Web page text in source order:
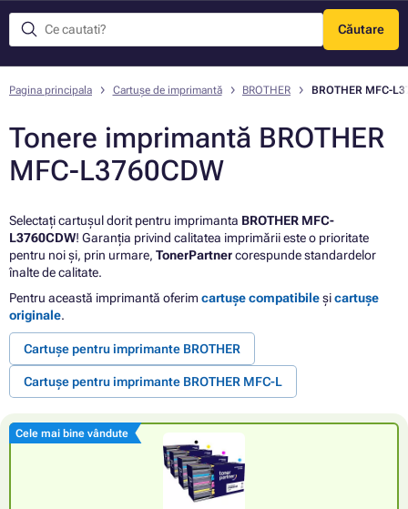
Căutare
Meniu
Pagina principala Cartușe de imprimantă BROTHER BROTHER MFC-
Tonere imprimantă BROTHER
MFC-L3760CDW
Selectați cartușul dorit pentru imprimanta BROTHER MFC-
L3760CDW! Garanția privind calitatea imprimării este o prioritate
pentru noi și, prin urmare, TonerPartnercorespunde standardelor
înalte de calitate.
Pentru această imprimantă oferimcartușe compatibileșicartușe
originale.
Cartușe pentru imprimante BROTHER
Cartușe pentru imprimante BROTHER MFC-L
Cele mai bine vândute